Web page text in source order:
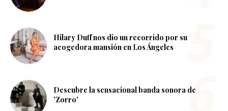
Hilary Duff nos dio un recorrido por su
acogedora mansión en Los Ángeles
Descubre la sensacional banda sonora de
'Zorro'